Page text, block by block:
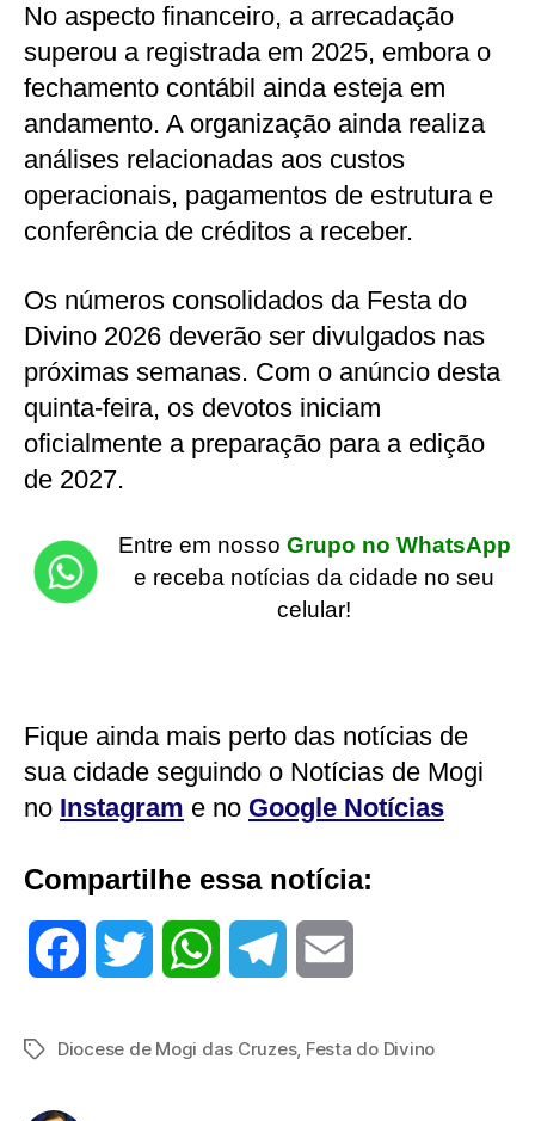
No aspecto financeiro, a arrecadação
superou a registrada em 2025, embora o
fechamento contábil ainda esteja em
andamento. A organização ainda realiza
análises relacionadas aos custos
operacionais, pagamentos de estrutura e
conferência de créditos a receber.
Os números consolidados da Festa do
Divino 2026 deverão ser divulgados nas
próximas semanas. Com o anúncio desta
quinta-feira, os devotos iniciam
oficialmente a preparação para a edição
de 2027.
Entre em nosso Grupo no WhatsApp
e receba notícias da cidade no seu
celular!
Fique ainda mais perto das notícias de
sua cidade seguindo o Notícias de Mogi
no Instagram e no Google Notícias
Compartilhe essa notícia:
TagsDiocese de Mogi das Cruzes, Festa do Divino